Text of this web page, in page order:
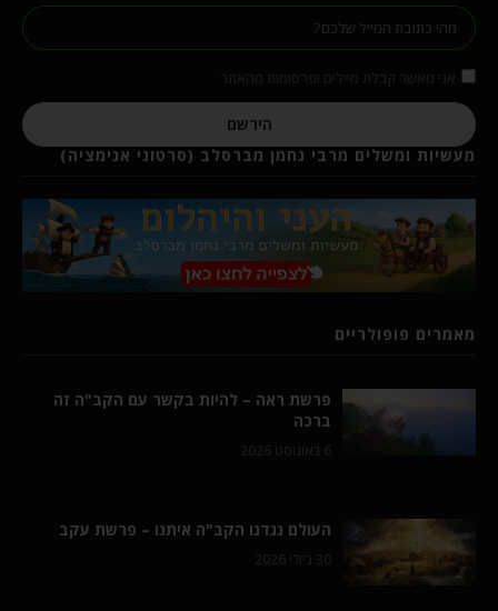
הירשם
מעשיות ומשלים מרבי נחמן מברסלב (סרטוני אנימציה)
מאמרים פופולריים
פרשת ראה – להיות בקשר עם הקב"ה זה
ברכה
6 באוגוסט 2026
העולם נגדנו הקב"ה איתנו – פרשת עקב
30 ביולי 2026